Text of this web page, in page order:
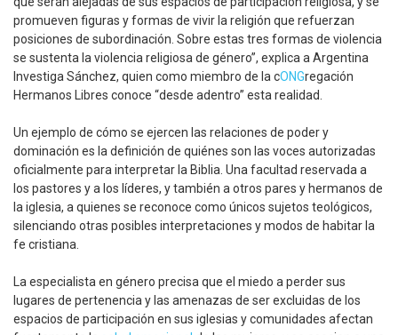
promueven figuras y formas de vivir la religión que refuerzan
posiciones de subordinación. Sobre estas tres formas de violencia
se sustenta la violencia religiosa de género”, explica a Argentina
Investiga Sánchez, quien como miembro de la cONGregación
Hermanos Libres conoce “desde adentro” esta realidad.
Un ejemplo de cómo se ejercen las relaciones de poder y
dominación es la definición de quiénes son las voces autorizadas
oficialmente para interpretar la Biblia. Una facultad reservada a
los pastores y a los líderes, y también a otros pares y hermanos de
la iglesia, a quienes se reconoce como únicos sujetos teológicos,
silenciando otras posibles interpretaciones y modos de habitar la
fe cristiana.
La especialista en género precisa que el miedo a perder sus
lugares de pertenencia y las amenazas de ser excluidas de los
espacios de participación en sus iglesias y comunidades afectan